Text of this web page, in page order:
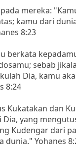
mereka:
kamu dari
8:23
berkata
sebab
Dia, kamu
8:24
Kukatakan dan
yang
Kudengar dari
dunia." Yohanes